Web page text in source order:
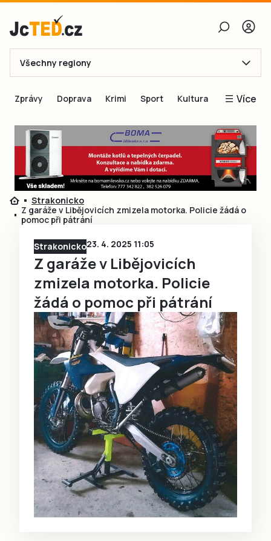
E-mail
Obnovit heslo
Přihlásit se
Přihlásit se přes Facebook
Ještě nemám účet, chci se
Všechny regiony
Zprávy Doprava Krimi Sport Kultura Více
Blogy
Inspirace
Čtenáři píší
Speciální přílohy
Strakonicko
Z garáže v Libějovicích zmizela motorka. Policie žádá o
pomoc při pátrání
Strakonicko23. 4. 2025 11:05
Z garáže v Libějovicích
zmizela motorka. Policie
žádá o pomoc při pátrání